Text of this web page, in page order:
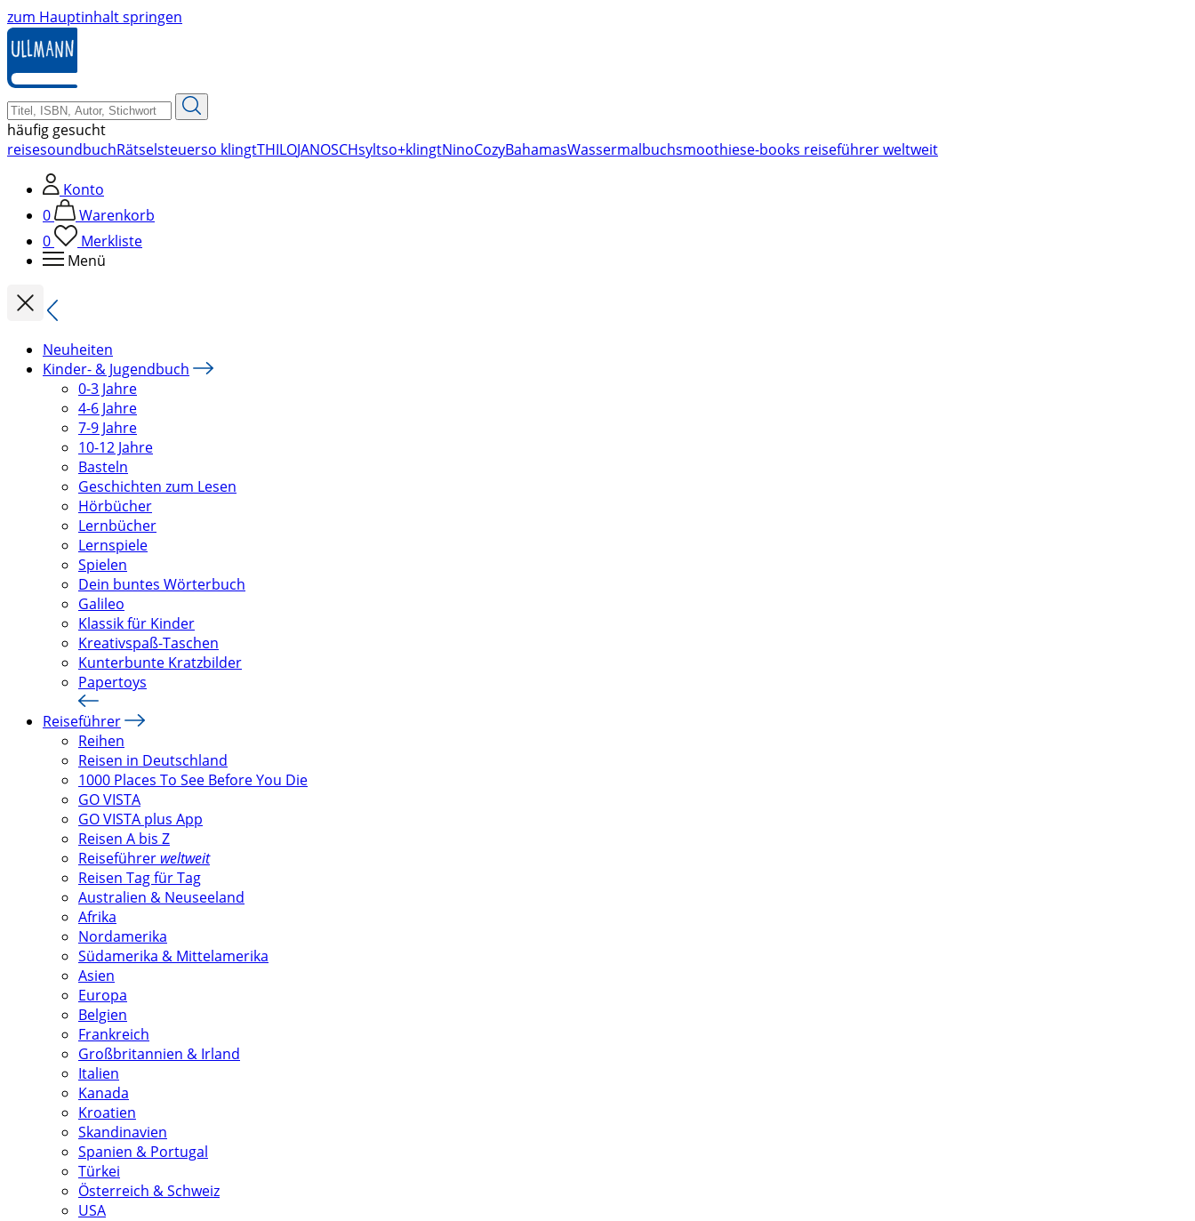
zum Hauptinhalt springen
häufig gesucht
reisesoundbuchRätselsteuerso klingtTHILOJANOSCHsyltso+klingtNinoCozyBahamasWassermalbuchsmoothiese-books reiseführer weltweit
Konto
0
Warenkorb
0
Merkliste
Menü
Neuheiten
Kinder- & Jugendbuch
0-3 Jahre
4-6 Jahre
7-9 Jahre
10-12 Jahre
Basteln
Geschichten zum Lesen
Hörbücher
Lernbücher
Lernspiele
Spielen
Dein buntes Wörterbuch
Galileo
Klassik für Kinder
Kreativspaß-Taschen
Kunterbunte Kratzbilder
Papertoys
Reiseführer
Reihen
Reisen in Deutschland
1000 Places To See Before You Die
GO VISTA
GO VISTA plus App
Reisen A bis Z
Reiseführer weltweit
Reisen Tag für Tag
Australien & Neuseeland
Afrika
Nordamerika
Südamerika & Mittelamerika
Asien
Europa
Belgien
Frankreich
Großbritannien & Irland
Italien
Kanada
Kroatien
Skandinavien
Spanien & Portugal
Türkei
Österreich & Schweiz
USA